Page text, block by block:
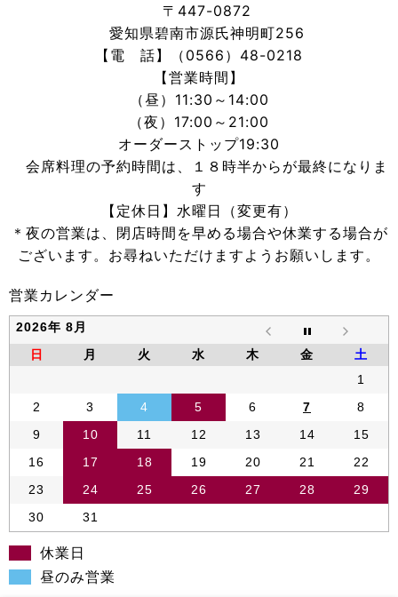
〒447-0872
愛知県碧南市源氏神明町256
【電 話】（0566）48-0218
【営業時間】
（昼）11:30～14:00
（夜）17:00～21:00
オーダーストップ19:30
会席料理の予約時間は、１８時半からが最終になりま
す
【定休日】水曜日（変更有）
＊夜の営業は、閉店時間を早める場合や休業する場合が
ございます。お尋ねいただけますようお願いします。
営業カレンダー
2026年 8月
日
月 火 水 木 金
土
1
2
3 4 5 6 7
8
9
10 11 12 13 14
15
16
17 18 19 20 21
22
23
24 25 26 27 28
29
30
31
休業日
昼のみ営業